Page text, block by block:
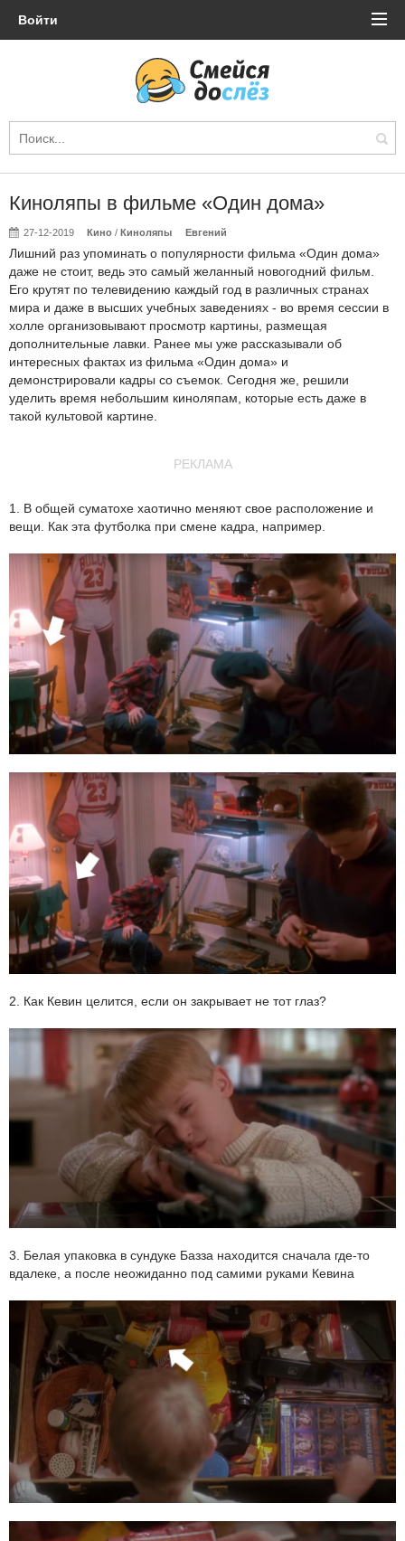
Войти
Киноляпы в фильме «Один дома»
27-12-2019 Кино /Киноляпы Евгений
Лишний раз упоминать о популярности фильма «Один дома»
даже не стоит, ведь это самый желанный новогодний фильм.
Его крутят по телевидению каждый год в различных странах
мира и даже в высших учебных заведениях - во время сессии в
холле организовывают просмотр картины, размещая
дополнительные лавки. Ранее мы уже рассказывали об
интересных фактах из фильма «Один дома» и
демонстрировали кадры со съемок. Сегодня же, решили
уделить время небольшим киноляпам, которые есть даже в
такой культовой картине.
РЕКЛАМА
1. В общей суматохе хаотично меняют свое расположение и
вещи. Как эта футболка при смене кадра, например.
2. Как Кевин целится, если он закрывает не тот глаз?
3. Белая упаковка в сундуке Базза находится сначала где-то
вдалеке, а после неожиданно под самими руками Кевина